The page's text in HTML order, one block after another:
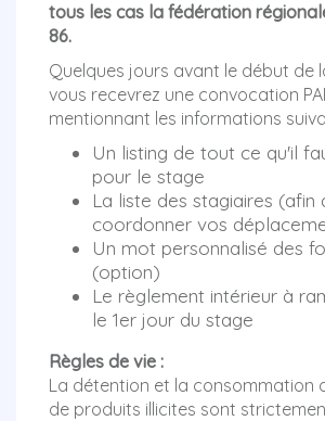
tous les cas la fédération
86.
Quelques jours avant le début de
vous recevrez une convocation
mentionnant les informations
Un listing de tout ce qu'il
pour le stage
La liste des stagiaires (afin
coordonner vos
Un mot personnalisé des
(option)
Le règlement intérieur à
le 1er jour du stage
Règles de vie :
La détention et la consommation
de produits illicites sont